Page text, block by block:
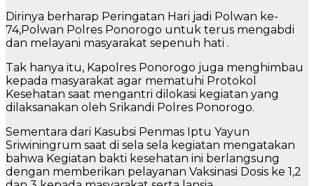
Dirinya berharap Peringatan Hari jadi Polwan ke-
74,Polwan Polres Ponorogo untuk terus mengabdi
dan melayani masyarakat sepenuh hati .
Tak hanya itu, Kapolres Ponorogo juga menghimbau
kepada masyarakat agar mematuhi Protokol
Kesehatan saat mengantri dilokasi kegiatan yang
dilaksanakan oleh Srikandi Polres Ponorogo.
Sementara dari Kasubsi Penmas Iptu Yayun
Sriwiningrum saat di sela sela kegiatan mengatakan
bahwa Kegiatan bakti kesehatan ini berlangsung
dengan memberikan pelayanan Vaksinasi Dosis ke 1,2